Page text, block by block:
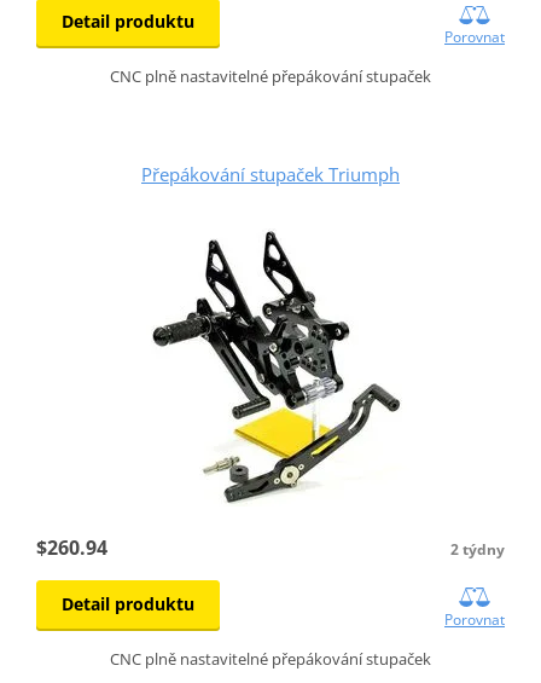
Detail produktu
Porovnat
CNC plně nastavitelné přepákování stupaček
Přepákování stupaček Triumph
$260.94 2 týdny
Detail produktu
Porovnat
CNC plně nastavitelné přepákování stupaček